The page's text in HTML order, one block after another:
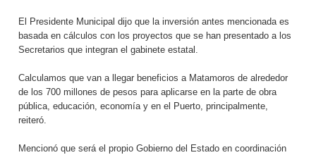
El Presidente Municipal dijo que la inversión antes mencionada es
basada en cálculos con los proyectos que se han presentado a los
Secretarios que integran el gabinete estatal.
Calculamos que van a llegar beneficios a Matamoros de alrededor
de los 700 millones de pesos para aplicarse en la parte de obra
pública, educación, economía y en el Puerto, principalmente,
reiteró.
Mencionó que será el propio Gobierno del Estado en coordinación